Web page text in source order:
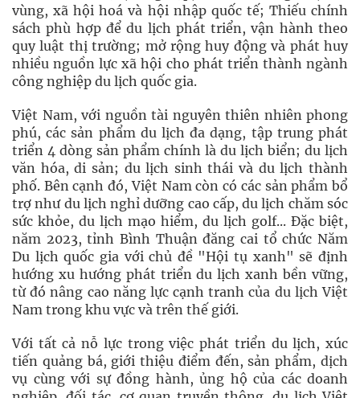
vùng, xã hội hoá và hội nhập quốc tế; Thiếu chính
sách phù hợp để du lịch phát triển, vận hành theo
quy luật thị trường; mở rộng huy động và phát huy
nhiều nguồn lực xã hội cho phát triển thành ngành
công nghiệp du lịch quốc gia.
Việt Nam, với nguồn tài nguyên thiên nhiên phong
phú, các sản phẩm du lịch đa dạng, tập trung phát
triển 4 dòng sản phẩm chính là du lịch biển; du lịch
văn hóa, di sản; du lịch sinh thái và du lịch thành
phố. Bên cạnh đó, Việt Nam còn có các sản phẩm bổ
trợ như du lịch nghỉ dưỡng cao cấp, du lịch chăm sóc
sức khỏe, du lịch mạo hiểm, du lịch golf... Đặc biệt,
năm 2023, tỉnh Bình Thuận đăng cai tổ chức Năm
Du lịch quốc gia với chủ đề "Hội tụ xanh" sẽ định
hướng xu hướng phát triển du lịch xanh bền vững,
từ đó nâng cao năng lực cạnh tranh của du lịch Việt
Nam trong khu vực và trên thế giới.
Với tất cả nỗ lực trong việc phát triển du lịch, xúc
tiến quảng bá, giới thiệu điểm đến, sản phẩm, dịch
vụ cùng với sự đồng hành, ủng hộ của các doanh